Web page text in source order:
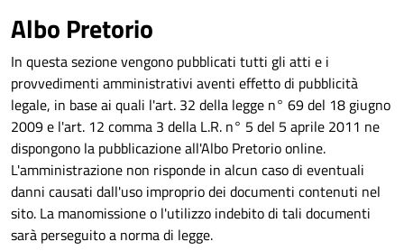
Albo Pretorio
In questa sezione vengono pubblicati tutti gli atti e i
provvedimenti amministrativi aventi effetto di pubblicità
legale, in base ai quali l'art. 32 della legge n° 69 del 18 giugno
2009 e l'art. 12 comma 3 della L.R. n° 5 del 5 aprile 2011 ne
dispongono la pubblicazione all'Albo Pretorio online.
L'amministrazione non risponde in alcun caso di eventuali
danni causati dall'uso improprio dei documenti contenuti nel
sito. La manomissione o l'utilizzo indebito di tali documenti
sarà perseguito a norma di legge.